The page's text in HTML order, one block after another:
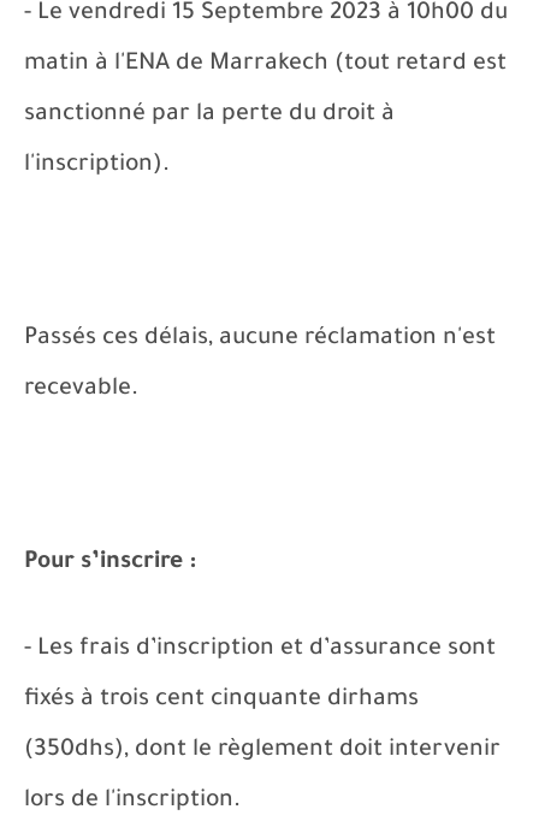
- Le vendredi 15 Septembre 2023 à 10h00 du
matin à l'ENA de Marrakech (tout retard est
sanctionné par la perte du droit à
l'inscription).
Passés ces délais, aucune réclamation n'est
recevable.
Pour s’inscrire :
- Les frais d’inscription et d’assurance sont
fixés à trois cent cinquante dirhams
(350dhs), dont le règlement doit intervenir
lors de l'inscription.